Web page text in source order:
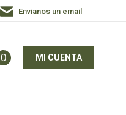
Envianos un email
0 MI CUENTA